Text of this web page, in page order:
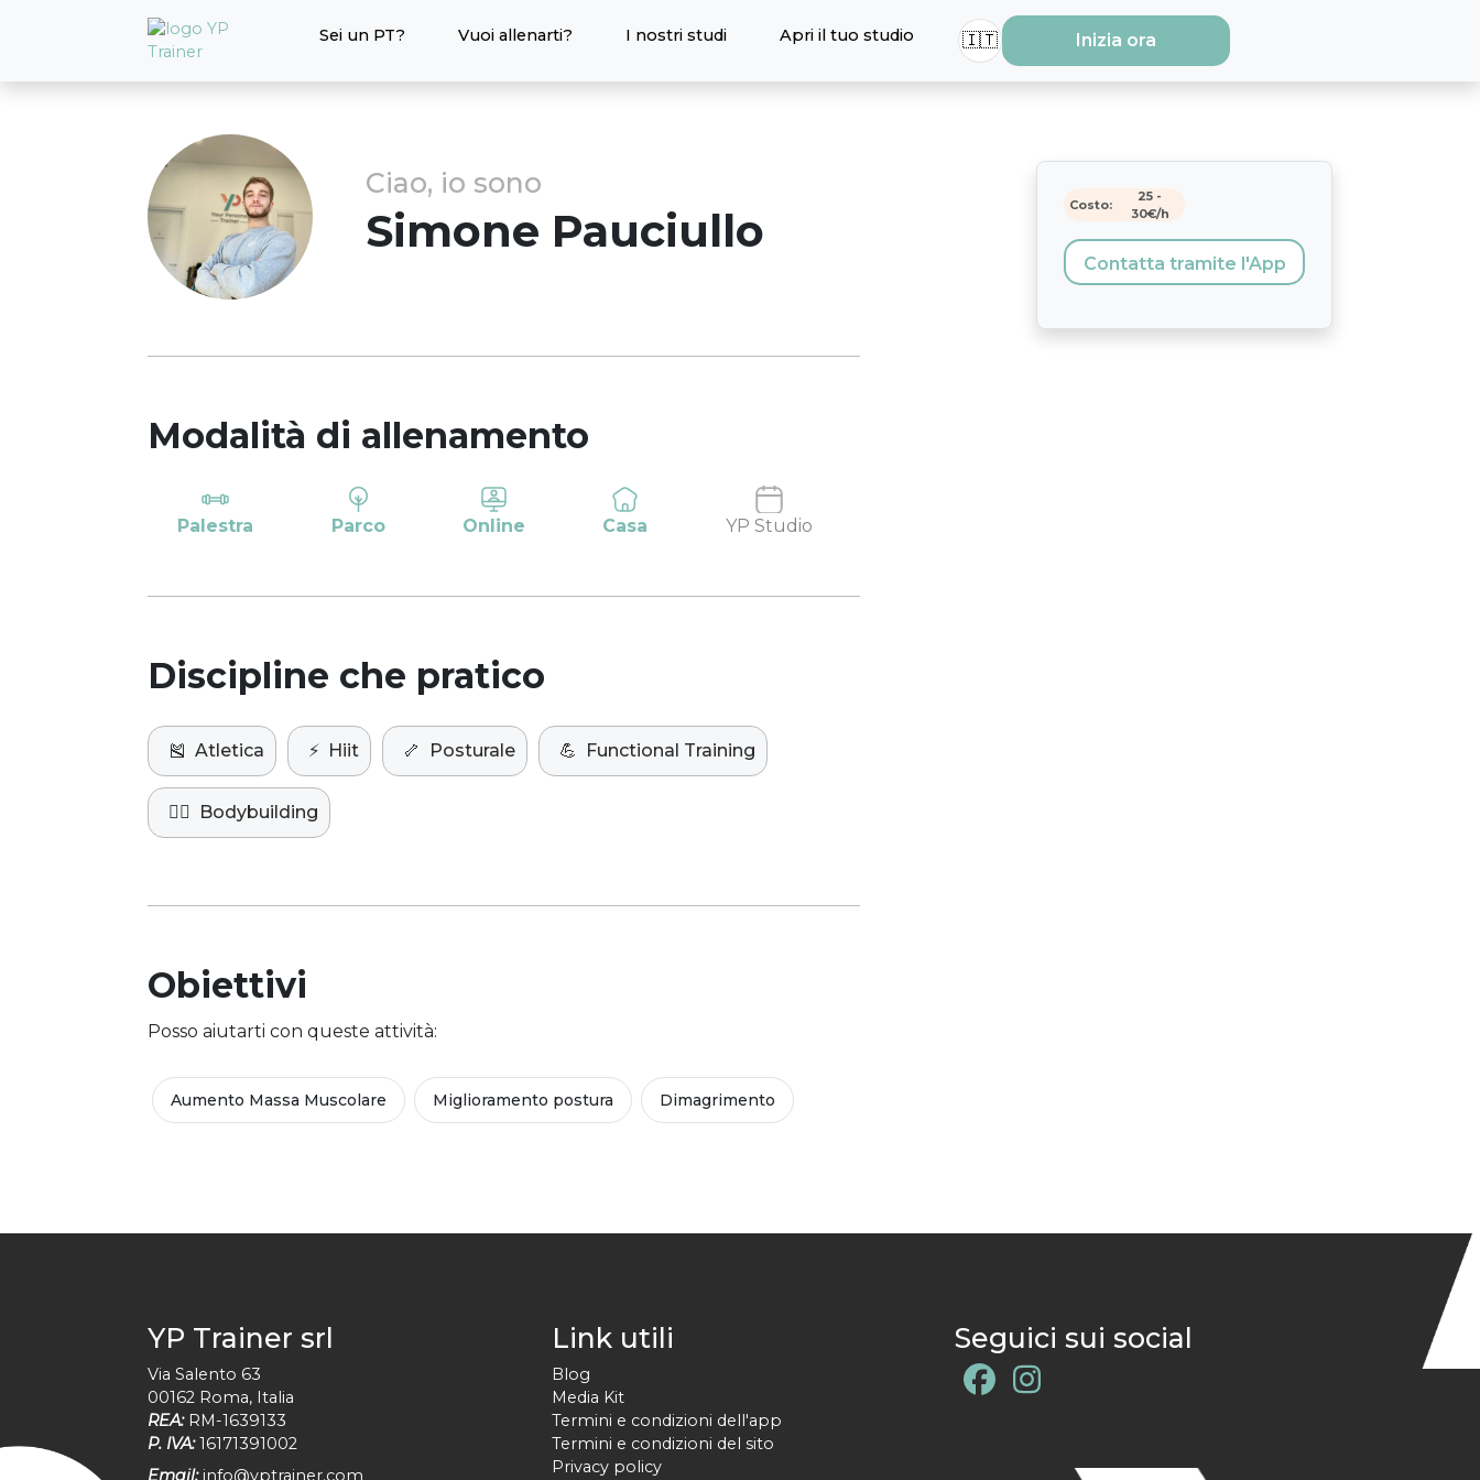
Sei un PT? Vuoi allenarti? I nostri studi Apri il tuo studio 🇮🇹 Inizia ora
Ciao, io sono
Simone Pauciullo
Modalità di allenamento
Palestra Parco Online Casa YP Studio
Discipline che pratico
🎽 Atletica ⚡️ Hiit 🦴 Posturale 💪 Functional Training
🏋️‍♀️ Bodybuilding
Obiettivi
Posso aiutarti con queste attività:
Aumento Massa Muscolare Miglioramento postura Dimagrimento
Costo:
25 -
30€/h
Contatta tramite l'App
YP Trainer srl
Via Salento 63
00162 Roma, Italia
REA: RM-1639133
P. IVA: 16171391002
Email: info@yptrainer.com
Link utili
Blog
Media Kit
Termini e condizioni dell'app
Termini e condizioni del sito
Privacy policy
Seguici sui social